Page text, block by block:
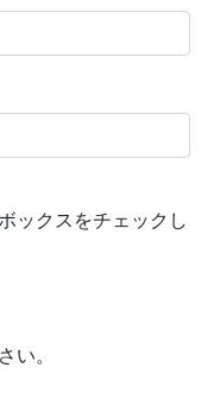
ックスをチェックし
い。